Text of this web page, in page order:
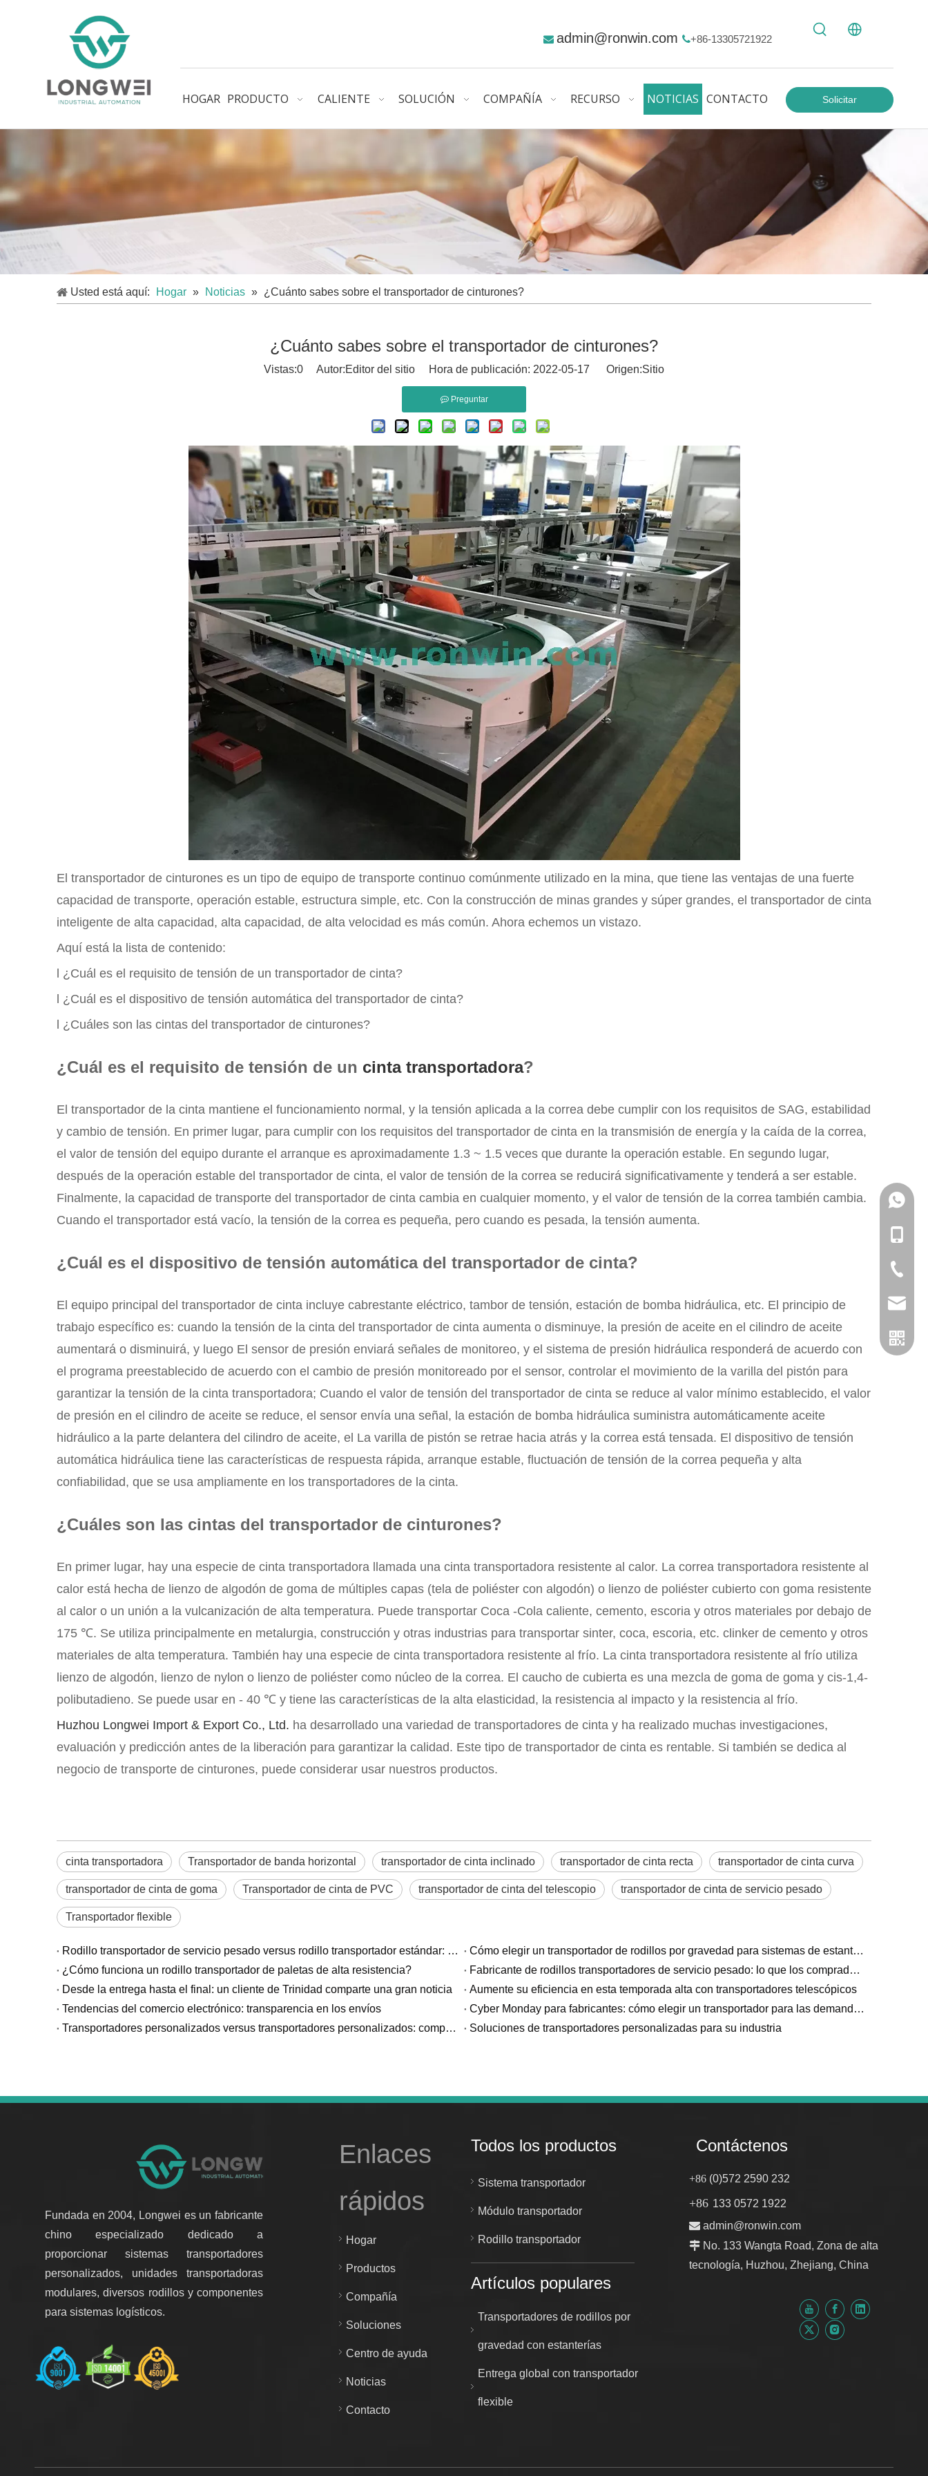
 admin@ronwin.com+86-13305721922
HOGAR PRODUCTO CALIENTE SOLUCIÓN COMPAÑÍA RECURSO NOTICIAS CONTACTO Solicitar
Usted está aquí: Hogar » Noticias » ¿Cuánto sabes sobre el transportador de cinturones?
¿Cuánto sabes sobre el transportador de cinturones?
Vistas:0 Autor:Editor del sitio Hora de publicación: 2022-05-17 Origen:Sitio
Preguntar
El transportador de cinturones es un tipo de equipo de transporte continuo comúnmente utilizado en la mina, que tiene las ventajas de una fuerte
capacidad de transporte, operación estable, estructura simple, etc. Con la construcción de minas grandes y súper grandes, el transportador de cinta
inteligente de alta capacidad, alta capacidad, de alta velocidad es más común. Ahora echemos un vistazo.
Aquí está la lista de contenido:
l ¿Cuál es el requisito de tensión de un transportador de cinta?
l ¿Cuál es el dispositivo de tensión automática del transportador de cinta?
l ¿Cuáles son las cintas del transportador de cinturones?
¿Cuál es el requisito de tensión de un cinta transportadora?
El transportador de la cinta mantiene el funcionamiento normal, y la tensión aplicada a la correa debe cumplir con los requisitos de SAG, estabilidad
y cambio de tensión. En primer lugar, para cumplir con los requisitos del transportador de cinta en la transmisión de energía y la caída de la correa,
el valor de tensión del equipo durante el arranque es aproximadamente 1.3 ~ 1.5 veces que durante la operación estable. En segundo lugar,
después de la operación estable del transportador de cinta, el valor de tensión de la correa se reducirá significativamente y tenderá a ser estable.
Finalmente, la capacidad de transporte del transportador de cinta cambia en cualquier momento, y el valor de tensión de la correa también cambia.
Cuando el transportador está vacío, la tensión de la correa es pequeña, pero cuando es pesada, la tensión aumenta.
¿Cuál es el dispositivo de tensión automática del transportador de cinta?
El equipo principal del transportador de cinta incluye cabrestante eléctrico, tambor de tensión, estación de bomba hidráulica, etc. El principio de
trabajo específico es: cuando la tensión de la cinta del transportador de cinta aumenta o disminuye, la presión de aceite en el cilindro de aceite
aumentará o disminuirá, y luego El sensor de presión enviará señales de monitoreo, y el sistema de presión hidráulica responderá de acuerdo con
el programa preestablecido de acuerdo con el cambio de presión monitoreado por el sensor, controlar el movimiento de la varilla del pistón para
garantizar la tensión de la cinta transportadora; Cuando el valor de tensión del transportador de cinta se reduce al valor mínimo establecido, el valor
de presión en el cilindro de aceite se reduce, el sensor envía una señal, la estación de bomba hidráulica suministra automáticamente aceite
hidráulico a la parte delantera del cilindro de aceite, el La varilla de pistón se retrae hacia atrás y la correa está tensada. El dispositivo de tensión
automática hidráulica tiene las características de respuesta rápida, arranque estable, fluctuación de tensión de la correa pequeña y alta
confiabilidad, que se usa ampliamente en los transportadores de la cinta.
¿Cuáles son las cintas del transportador de cinturones?
En primer lugar, hay una especie de cinta transportadora llamada una cinta transportadora resistente al calor. La correa transportadora resistente al
calor está hecha de lienzo de algodón de goma de múltiples capas (tela de poliéster con algodón) o lienzo de poliéster cubierto con goma resistente
al calor o un unión a la vulcanización de alta temperatura. Puede transportar Coca -Cola caliente, cemento, escoria y otros materiales por debajo de
175 ℃. Se utiliza principalmente en metalurgia, construcción y otras industrias para transportar sinter, coca, escoria, etc. clinker de cemento y otros
materiales de alta temperatura. También hay una especie de cinta transportadora resistente al frío. La cinta transportadora resistente al frío utiliza
lienzo de algodón, lienzo de nylon o lienzo de poliéster como núcleo de la correa. El caucho de cubierta es una mezcla de goma de goma y cis-1,4-
polibutadieno. Se puede usar en - 40 ℃ y tiene las características de la alta elasticidad, la resistencia al impacto y la resistencia al frío.
Huzhou Longwei Import & Export Co., Ltd. ha desarrollado una variedad de transportadores de cinta y ha realizado muchas investigaciones,
evaluación y predicción antes de la liberación para garantizar la calidad. Este tipo de transportador de cinta es rentable. Si también se dedica al
negocio de transporte de cinturones, puede considerar usar nuestros productos.
cinta transportadora Transportador de banda horizontal transportador de cinta inclinado transportador de cinta recta transportador de cinta curva
transportador de cinta de goma Transportador de cinta de PVC transportador de cinta del telescopio transportador de cinta de servicio pesado
Transportador flexible
Rodillo transportador de servicio pesado versus rodillo transportador estándar: ¿Cuál es la diferencia?
Cómo elegir un transportador de rodillos por gravedad para sistemas de estanterías de flujo de paletas
¿Cómo funciona un rodillo transportador de paletas de alta resistencia?
Fabricante de rodillos transportadores de servicio pesado: lo que los compradores industriales deben saber
Desde la entrega hasta el final: un cliente de Trinidad comparte una gran noticia
Aumente su eficiencia en esta temporada alta con transportadores telescópicos
Tendencias del comercio electrónico: transparencia en los envíos
Cyber ​​Monday para fabricantes: cómo elegir un transportador para las demandas máximas de producción
Transportadores personalizados versus transportadores personalizados: comprender la diferencia
Soluciones de transportadores personalizadas para su industria
Fundada en 2004, Longwei es un fabricante
chino especializado dedicado a
proporcionar sistemas transportadores
personalizados, unidades transportadoras
modulares, diversos rodillos y componentes
para sistemas logísticos.
Enlaces
rápidos
Hogar
Productos
Compañía
Soluciones
Centro de ayuda
Noticias
Contacto
Todos los productos
Sistema transportador
Módulo transportador
Rodillo transportador
Artículos populares
Transportadores de rodillos por
gravedad con estanterías
Entrega global con transportador
flexible
Contáctenos
+86(0)572 2590 232
+86 133 0572 1922
 admin@ronwin.com
No. 133 Wangta Road, Zona de alta
tecnología, Huzhou, Zhejiang, China
+86-